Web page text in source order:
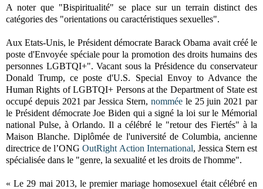
A noter que "Bispiritualité" se place sur un terrain distinct des
catégories des "orientations ou caractéristiques sexuelles".
Aux Etats-Unis, le Président démocrate Barack Obama avait créé le
poste d'Envoyée spéciale pour la promotion des droits humains des
personnes LGBTQI+". Vacant sous la Présidence du conservateur
Donald Trump, ce poste d'U.S. Special Envoy to Advance the
Human Rights of LGBTQI+ Persons at the Department of State est
occupé depuis 2021 par Jessica Stern, nomméele 25 juin 2021 par
le Président démocrate Joe Biden qui a signé la loi sur le Mémorial
national Pulse, à Orlando. Il a célébré le "retour des Fiertés" à la
Maison Blanche. Diplômée de l'université de Columbia, ancienne
directrice de l’ONGOutRight Action International, Jessica Stern est
spécialisée dans le "genre, la sexualité et les droits de l'homme".
« Le 29 mai 2013, le premier mariage homosexuel était célébré en